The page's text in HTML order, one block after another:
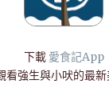
下載 愛食記App
看強生與小吠的最